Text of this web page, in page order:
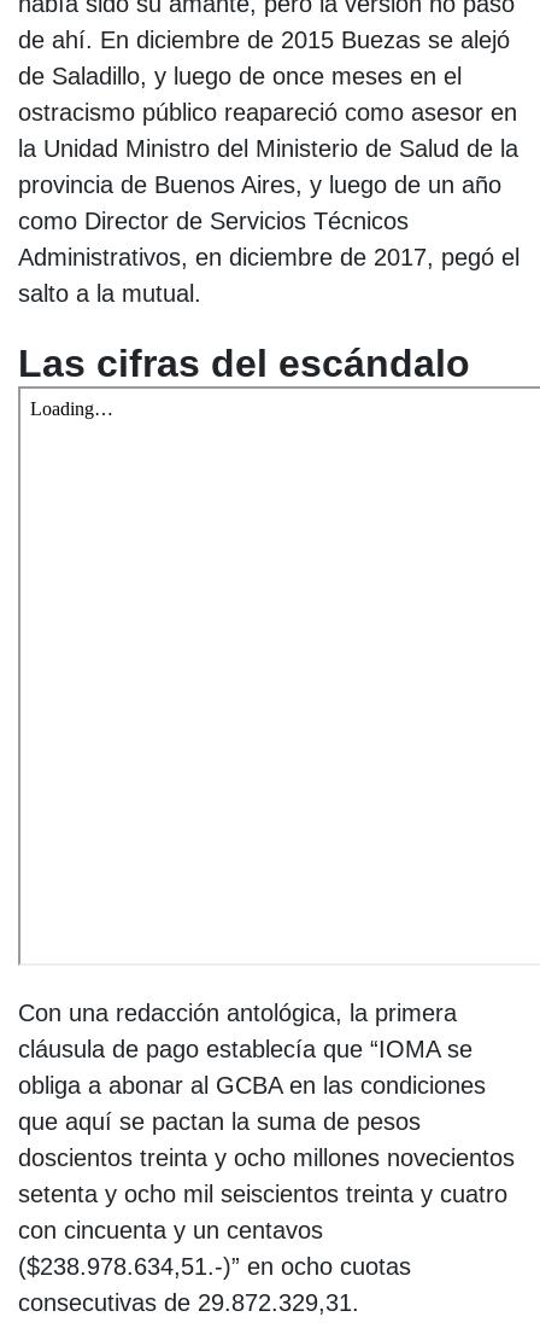
de ahí. En diciembre de 2015 Buezas se alejó
de Saladillo, y luego de once meses en el
ostracismo público reapareció como asesor en
la Unidad Ministro del Ministerio de Salud de la
provincia de Buenos Aires, y luego de un año
como Director de Servicios Técnicos
Administrativos, en diciembre de 2017, pegó el
salto a la mutual.
Las cifras del escándalo
Con una redacción antológica, la primera
cláusula de pago establecía que “IOMA se
obliga a abonar al GCBA en las condiciones
que aquí se pactan la suma de pesos
doscientos treinta y ocho millones novecientos
setenta y ocho mil seiscientos treinta y cuatro
con cincuenta y un centavos
($238.978.634,51.-)” en ocho cuotas
consecutivas de 29.872.329,31.